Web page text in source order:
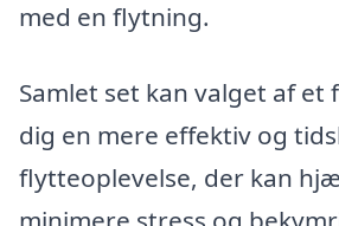
med en flytning.
Samlet set kan valget af
dig en mere effektiv og
flytteoplevelse, der kan